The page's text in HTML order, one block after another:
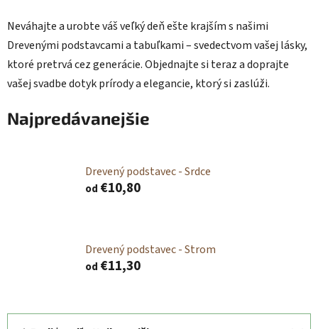
Neváhajte a urobte váš veľký deň ešte krajším s našimi
Drevenými podstavcami a tabuľkami – svedectvom vašej lásky,
ktoré pretrvá cez generácie. Objednajte si teraz a doprajte
vašej svadbe dotyk prírody a elegancie, ktorý si zaslúži.
Najpredávanejšie
Drevený podstavec - Srdce
od €10,80
Drevený podstavec - Strom
od €11,30
R